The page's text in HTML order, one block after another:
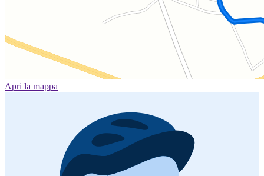
Apri la mappa